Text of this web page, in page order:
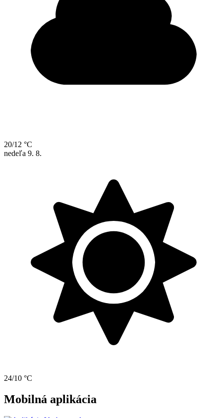
20/12 °C
nedeľa 9. 8.
24/10 °C
Mobilná aplikácia